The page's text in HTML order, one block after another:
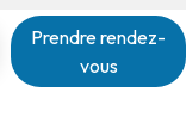
Prendre rendez-
vous